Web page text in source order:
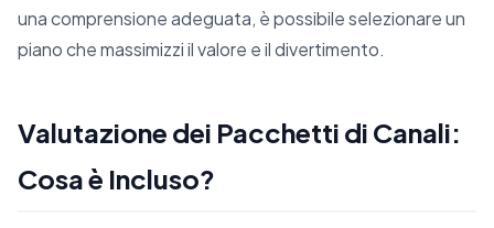
una comprensione adeguata, è possibile selezionare un
piano che massimizzi il valore e il divertimento.
Valutazione dei Pacchetti di Canali:
Cosa è Incluso?